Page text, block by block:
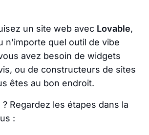
un site web avec Lovable,
n’importe quel outil de vibe
avez besoin de widgets
ou de constructeurs de sites
êtes au bon endroit.
Regardez les étapes dans la
: